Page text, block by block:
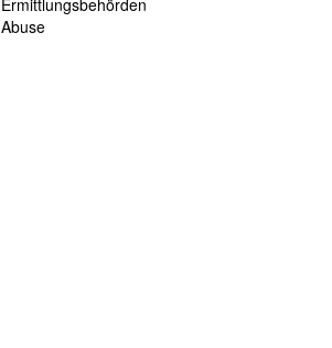
Ermittlungsbehörden
Abuse